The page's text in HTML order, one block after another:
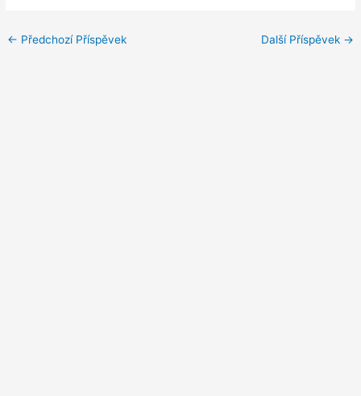
← Předchozí Příspěvek Další Příspěvek →